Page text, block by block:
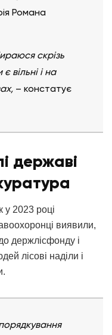
Романа
скрізь
вільні і на
– констатує
державі
у 2023 році
виявили,
держлісфонду і
лісові наділи і